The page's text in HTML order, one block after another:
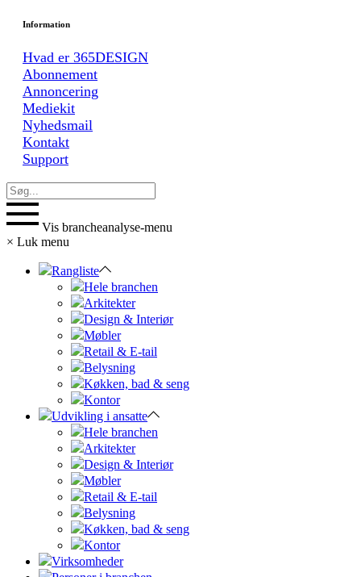
Information
Hvad er 365DESIGN
Abonnement
Annoncering
Mediekit
Nyhedsmail
Kontakt
Support
Vis brancheanalyse-menu
× Luk menu
Rangliste
Hele branchen
Arkitekter
Design & Interiør
Møbler
Retail & E-tail
Belysning
Køkken, bad & seng
Kontor
Udvikling i ansatte
Hele branchen
Arkitekter
Design & Interiør
Møbler
Retail & E-tail
Belysning
Køkken, bad & seng
Kontor
Virksomheder